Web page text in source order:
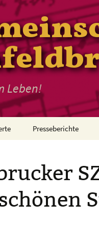
Leben!
Presseberichte